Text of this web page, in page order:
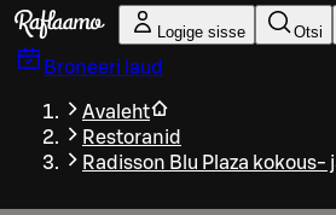
Liigu peamise sisu juurde
Logige sisse Otsi
Broneeri laud
Avaleht
Restoranid
Radisson Blu Plaza kokous-